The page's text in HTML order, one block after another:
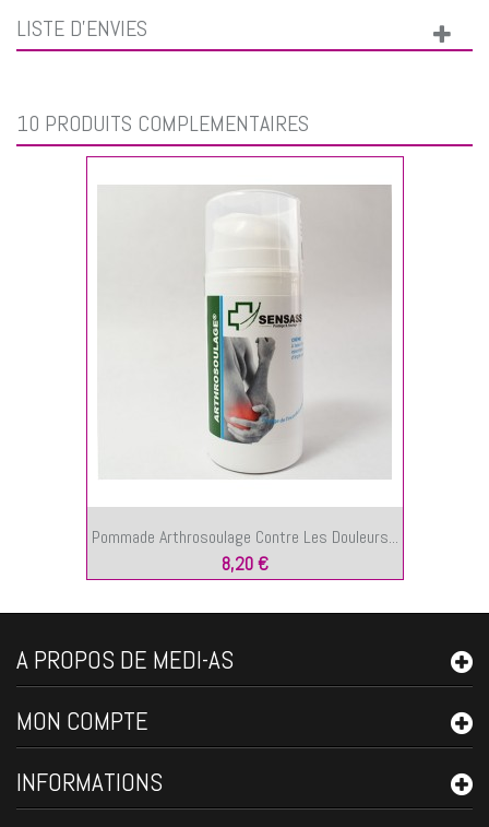
LISTE D'ENVIES
10 PRODUITS COMPLÉMENTAIRES
Pommade Arthrosoulage Contre Les Douleurs...
8,20 €
A PROPOS DE MEDI-AS
MON COMPTE
INFORMATIONS